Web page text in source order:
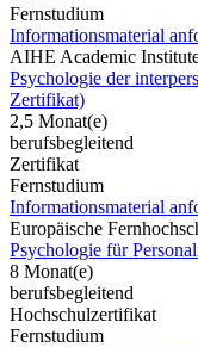
Fernstudium
Informationsmaterial
AIHE Academic
Psychologie der
Zertifikat)
2,5 Monat(e)
berufsbegleitend
Zertifikat
Fernstudium
Informationsmaterial
Europäische
Psychologie für
8 Monat(e)
berufsbegleitend
Hochschulzertifikat
Fernstudium